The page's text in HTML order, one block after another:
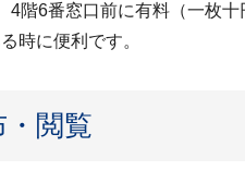
階6番窓口前に有料（一枚十
時に便利です。
閲覧